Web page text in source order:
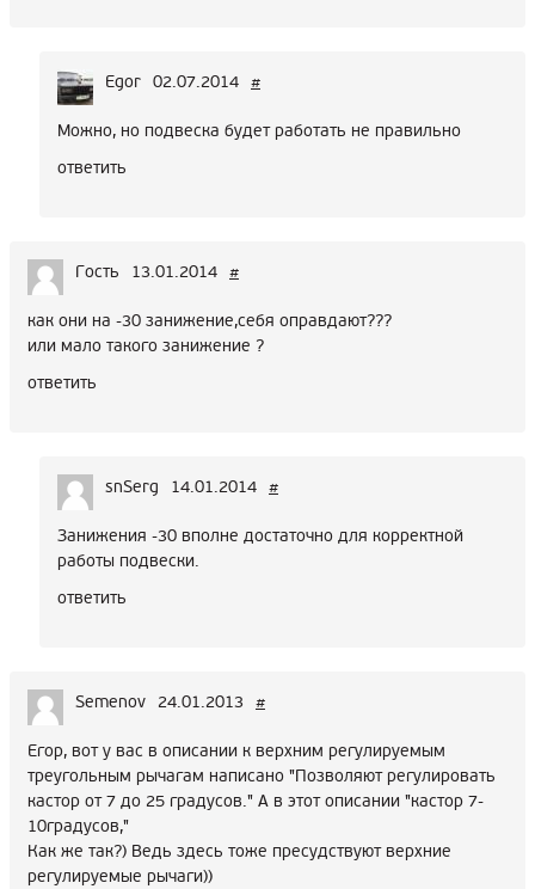
Egor 02.07.2014 #
Можно, но подвеска будет работать не правильно
ответить
Гость 13.01.2014 #
как они на -30 занижение,себя оправдают???
или мало такого занижение ?
ответить
snSerg 14.01.2014 #
Занижения -30 вполне достаточно для корректной
работы подвески.
ответить
Semenov 24.01.2013 #
Егор, вот у вас в описании к верхним регулируемым
треугольным рычагам написано "Позволяют регулировать
кастор от 7 до 25 градусов." А в этот описании "кастор 7-
10градусов,"
Как же так?) Ведь здесь тоже пресудствуют верхние
регулируемые рычаги))